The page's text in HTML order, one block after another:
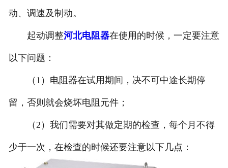
公司风采
动、调速及制动。
起动调整河北电阻器在使用的时候，一定要注意
以下问题：
（1）电阻器在试用期间，决不可中途长期停
留，否则就会烧坏电阻元件；
（2）我们需要对其做定期的检查，每个月不得
少于一次，在检查的时候还要注意以下几点：